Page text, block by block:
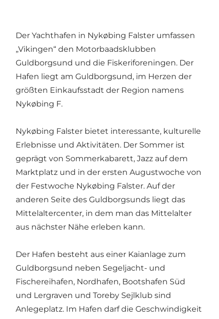
Der Yachthafen in Nykøbing Falster umfassen
„Vikingen“ den Motorbaadsklubben
Guldborgsund und die Fiskeriforeningen. Der
Hafen liegt am Guldborgsund, im Herzen der
größten Einkaufsstadt der Region namens
Nykøbing F.
Nykøbing Falster bietet interessante, kulturelle
Erlebnisse und Aktivitäten. Der Sommer ist
geprägt von Sommerkabarett, Jazz auf dem
Marktplatz und in der ersten Augustwoche von
der Festwoche Nykøbing Falster. Auf der
anderen Seite des Guldborgsunds liegt das
Mittelaltercenter, in dem man das Mittelalter
aus nächster Nähe erleben kann.
Der Hafen besteht aus einer Kaianlage zum
Guldborgsund neben Segeljacht- und
Fischereihafen, Nordhafen, Bootshafen Süd
und Lergraven und Toreby Sejlklub sind
Anlegeplatz. Im Hafen darf die Geschwindigkeit